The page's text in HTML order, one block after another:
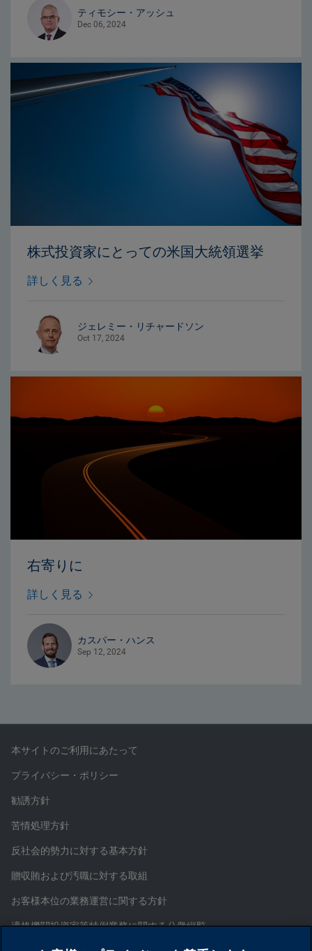
ティモシー・アッシュ
Dec 06, 2024
株式投資家にとっての米国大統領選挙
詳しく見る
ジェレミー・リチャードソン
Oct 17, 2024
右寄りに
詳しく見る
カスパー・ハンス
Sep 12, 2024
本サイトのご利用にあたって
プライバシー・ポリシー
勧誘方針
苦情処理方針
反社会的勢力に対する基本方針
贈収賄および汚職に対する取組
お客様本位の業務運営に関する方針
適格機関投資家等特例業務に関する公衆縦覧